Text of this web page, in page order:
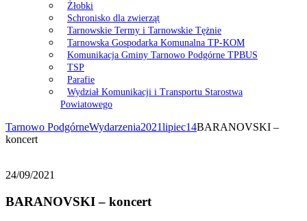
Żłobki
Schronisko dla zwierząt
Tarnowskie Termy i Tarnowskie Tężnie
Tarnowska Gospodarka Komunalna TP-KOM
Komunikacja Gminy Tarnowo Podgórne TPBUS
TSP
Parafie
Wydział Komunikacji i Transportu Starostwa
Powiatowego
Tarnowo PodgórneWydarzenia2021lipiec14BARANOVSKI –
koncert
24/09/2021
BARANOVSKI – koncert